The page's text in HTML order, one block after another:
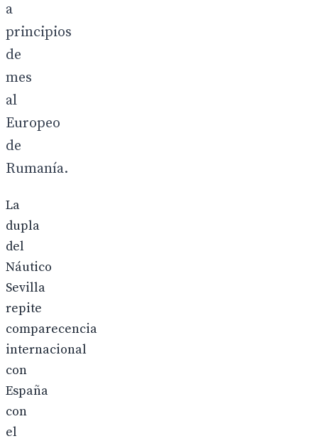
a
principios
de
mes
al
Europeo
de
Rumanía.
La
dupla
del
Náutico
Sevilla
repite
comparecencia
internacional
con
España
con
el